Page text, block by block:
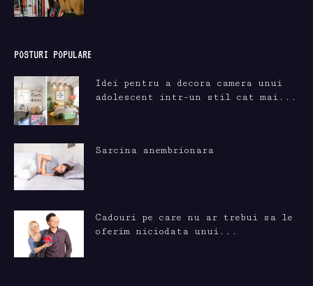
POSTURI POPULARE
Idei pentru a decora camera unui
adolescent intr-un stil cat mai...
Sarcina anembrionara
Cadouri pe care nu ar trebui sa le
oferim niciodata unui...